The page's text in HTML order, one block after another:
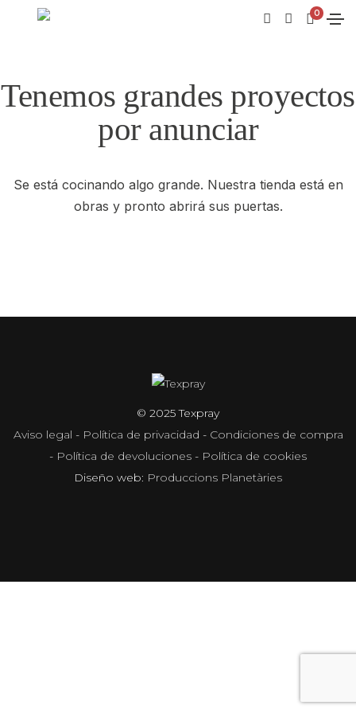
0
Tenemos grandes proyectos
por anunciar
Se está cocinando algo grande. Nuestra tienda está en
obras y pronto abrirá sus puertas.
© 2025 Texpray
Aviso legal - Política de privacidad - Condiciones de compra
- Política de devoluciones - Política de cookies
Diseño web: Produccions Planetàries